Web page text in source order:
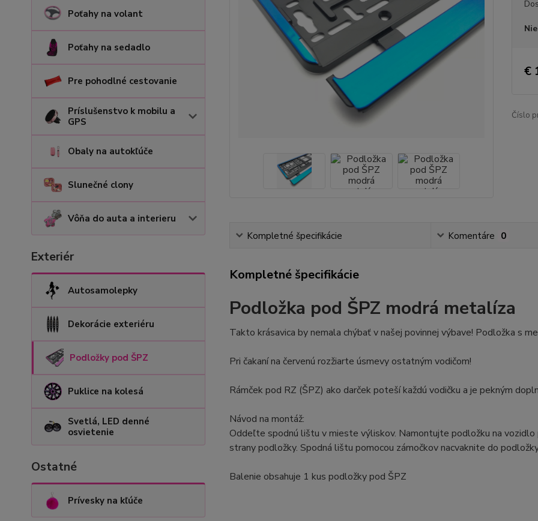
Poťahy na volant
Poťahy na sedadlo
Pre pohodlné cestovanie
Príslušenstvo k mobilu a
GPS
Obaly na autokľúče
Slunečné clony
Vôňa do auta a interieru
Exteriér
Autosamolepky
Dekorácie exteriéru
Podložky pod ŠPZ
Puklice na kolesá
Svetlá, LED denné
osvietenie
Ostatné
Prívesky na kľúče
€
Číslo
Kompletné špecifikácie Komentáre 0
Kompletné špecifikácie
Podložka pod ŠPZ modrá metalíza
Takto krásavica by nemala chýbať v našej povinnej výbave! Podložka s
Pri čakaní na červenú rozžiarte úsmevy ostatným vodičom!
Rámček pod RZ (ŠPZ) ako darček poteší každú vodičku a je pekným
Návod na montáž:
Oddeľte spodnú lištu v mieste výliskov. Namontujte podložku na vozidlo
strany podložky. Spodná lištu pomocou zámočkovnacvaknite do
Balenie obsahuje 1 kus podložky pod ŠPZ